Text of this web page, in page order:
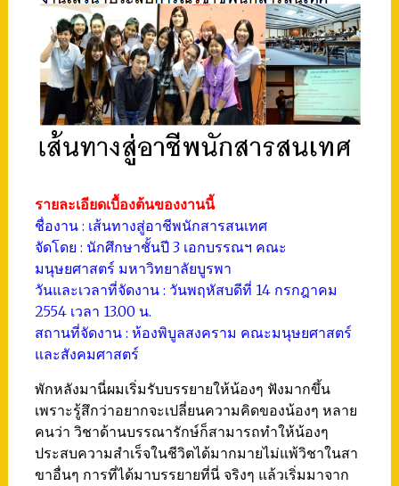
รายละเอียดเบื้องต้นของงานนี้
ชื่องาน : เส้นทางสู่อาชีพนักสารสนเทศ
จัดโดย : นักศึกษาชั้นปี 3 เอกบรรณฯ คณะ
มนุษยศาสตร์ มหาวิทยาลัยบูรพา
วันและเวลาที่จัดงาน : วันพฤหัสบดีที่ 14 กรกฎาคม
2554 เวลา 13.00 น.
สถานที่จัดงาน : ห้องพิบูลสงคราม คณะมนุษยศาสตร์
และสังคมศาสต​ร์
พักหลังมานี่ผมเริ่มรับบรรยายให้น้องๆ ฟังมากขึ้น
เพราะรู้สึกว่าอยากจะเปลี่ยนความคิดของน้องๆ หลาย
คนว่า วิชาด้านบรรณารักษ์ก็สามารถทำให้น้องๆ
ประสบความสำเร็จในชีวิตได้มากมายไม่แพ้วิชาในสา
ขาอื่นๆ การที่ได้มาบรรยายที่นี่ จริงๆ แล้วเริ่มมาจาก